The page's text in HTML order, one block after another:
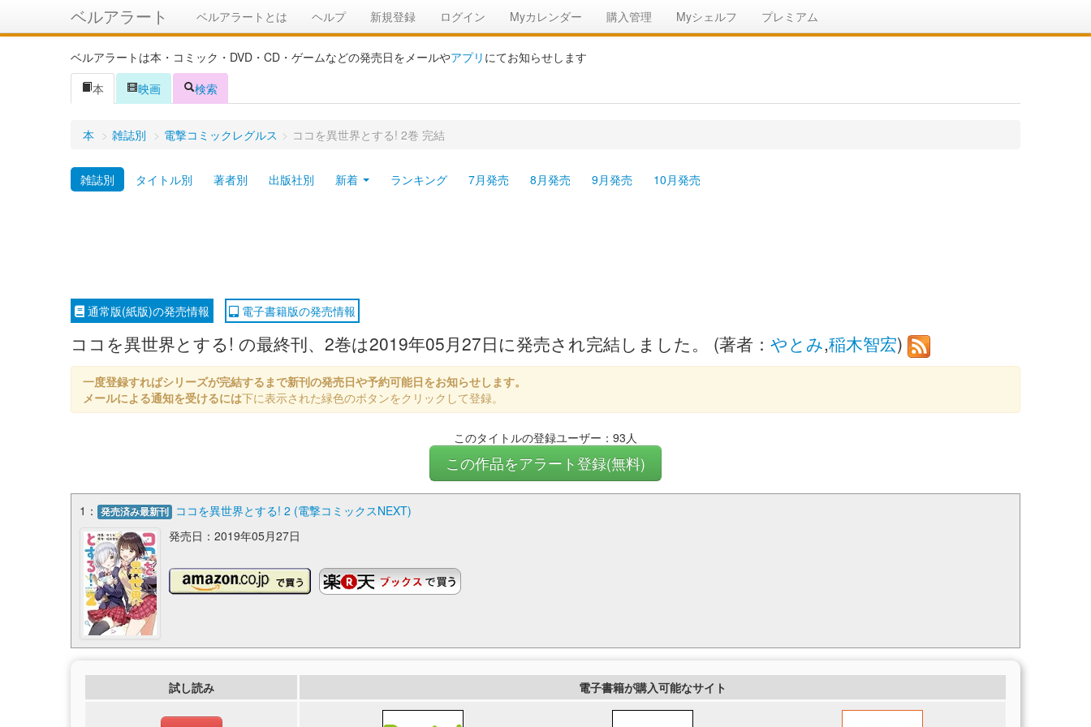
ベルアラート ベルアラートとは ヘルプ 新規登録 ログイン Myカレンダー 購入管理 Myシェルフ プレミアム
ベルアラートは本・コミック・DVD・CD・ゲームなどの発売日をメールやアプリ にてお知らせします
本
映画 検索
本 > 雑誌別 > 電撃コミックレグルス > ココを異世界とする! 2巻 完結
雑誌別 タイトル別 著者別 出版社別 新着 ランキング 7月発売 8月発売 9月発売 10月発売
通常版(紙版)の発売情報 電子書籍版の発売情報
ココを異世界とする! の最終刊、2巻は2019年05月27日に発売され完結しました。 (著者： やとみ,稲木智宏)
一度登録すればシリーズが完結するまで新刊の発売日や予約可能日をお知らせします。
メールによる通知を受けるには下に表示された緑色のボタンをクリックして登録。
このタイトルの登録ユーザー：93人
この作品をアラート登録(無料)
1： 発売済み最新刊 ココを異世界とする! 2 (電撃コミックスNEXT)
発売日：2019年05月27日
試し読み 電子書籍が購入可能なサイト